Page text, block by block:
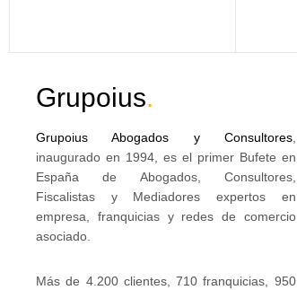
Grupoius.
Grupoius Abogados y Consultores,
inaugurado en 1994, es el primer Bufete en
España de Abogados, Consultores,
Fiscalistas y Mediadores expertos en
empresa, franquicias y redes de comercio
asociado.
Más de 4.200 clientes, 710 franquicias, 950